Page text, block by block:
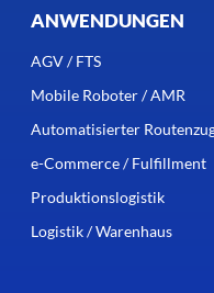
ANWENDUNGEN
AGV / FTS
Mobile Roboter / AMR
Automatisierter
e-Commerce / Fulfillment
Produktionslogistik
Logistik / Warenhaus